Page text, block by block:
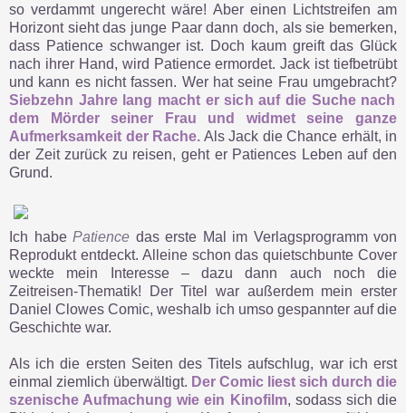
so verdammt ungerecht wäre! Aber einen Lichtstreifen am
Horizont sieht das junge Paar dann doch, als sie bemerken,
dass Patience schwanger ist. Doch kaum greift das Glück
nach ihrer Hand, wird Patience ermordet. Jack ist tiefbetrübt
und kann es nicht fassen. Wer hat seine Frau umgebracht?
Siebzehn Jahre lang macht er sich auf die Suche nach
dem Mörder seiner Frau und widmet seine ganze
Aufmerksamkeit der Rache. Als Jack die Chance erhält, in
der Zeit zurück zu reisen, geht er Patiences Leben auf den
Grund.
Ich habe Patience das erste Mal im Verlagsprogramm von
Reprodukt entdeckt. Alleine schon das quietschbunte Cover
weckte mein Interesse – dazu dann auch noch die
Zeitreisen-Thematik! Der Titel war außerdem mein erster
Daniel Clowes Comic, weshalb ich umso gespannter auf die
Geschichte war.
Als ich die ersten Seiten des Titels aufschlug, war ich erst
einmal ziemlich überwältigt. Der Comic liest sich durch die
szenische Aufmachung wie ein Kinofilm, sodass sich die